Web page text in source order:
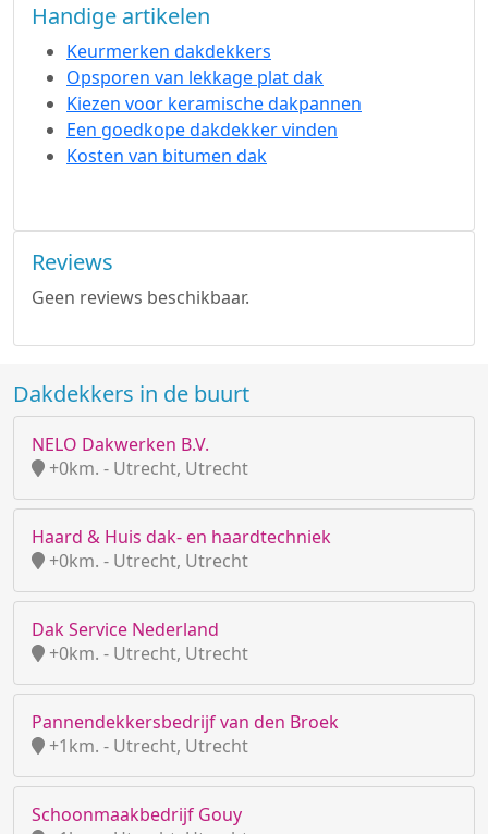
Handige artikelen
Keurmerken dakdekkers
Opsporen van lekkage plat dak
Kiezen voor keramische dakpannen
Een goedkope dakdekker vinden
Kosten van bitumen dak
Reviews
Geen reviews beschikbaar.
Dakdekkers in de buurt
NELO Dakwerken B.V.
+0km. - Utrecht, Utrecht
Haard & Huis dak- en haardtechniek
+0km. - Utrecht, Utrecht
Dak Service Nederland
+0km. - Utrecht, Utrecht
Pannendekkersbedrijf van den Broek
+1km. - Utrecht, Utrecht
Schoonmaakbedrijf Gouy